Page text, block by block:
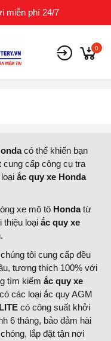
miễn phí 24/7
0
có thể khiến bạn
cung cấp công cụ tra
ắc quy xe Honda
xe mô tô Hondatừ
thiệu loại ắc quy xe
tôi cung cấp đều
tương thích 100% với
tìm kiếm ắc quy xe
các loại ắc quy AGM
có công suất khởi
6 tháng, bảo đảm hài
lắp đặt tận nơi